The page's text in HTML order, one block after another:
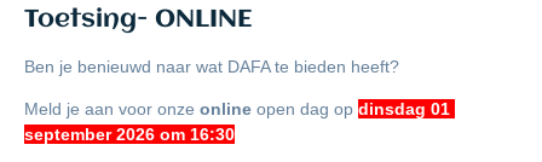
kunnen zich vervolgens inschrijven in het
Register voor beëdigde tolken en vertalers
(Rbtv) op voorwaarde een verklaring omtrent
gedrag (VOG) kan worden overlegd.
Toetsing- ONLINE
Ben je benieuwd naar wat DAFA te bieden heeft?
Meld je aan voor onze online open dag op dinsdag 01
september 2026 om 16:30